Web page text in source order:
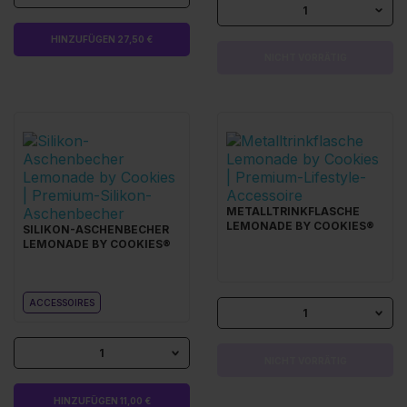
HINZUFÜGEN 27,50 €
1
SILIKON-ASCHENBECHER
LEMONADE BY COOKIES®
ACCESSOIRES
1
HINZUFÜGEN 11,00 €
METALLTRINKFLASCHE
LEMONADE BY COOKIES®
1